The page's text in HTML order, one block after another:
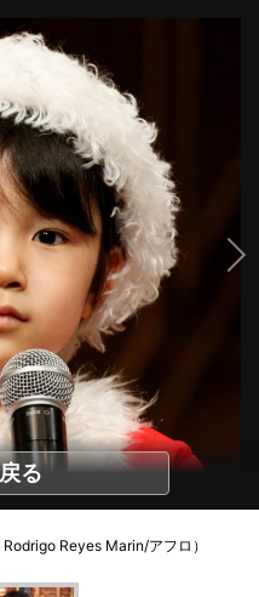
る
Reyes Marin/アフロ）